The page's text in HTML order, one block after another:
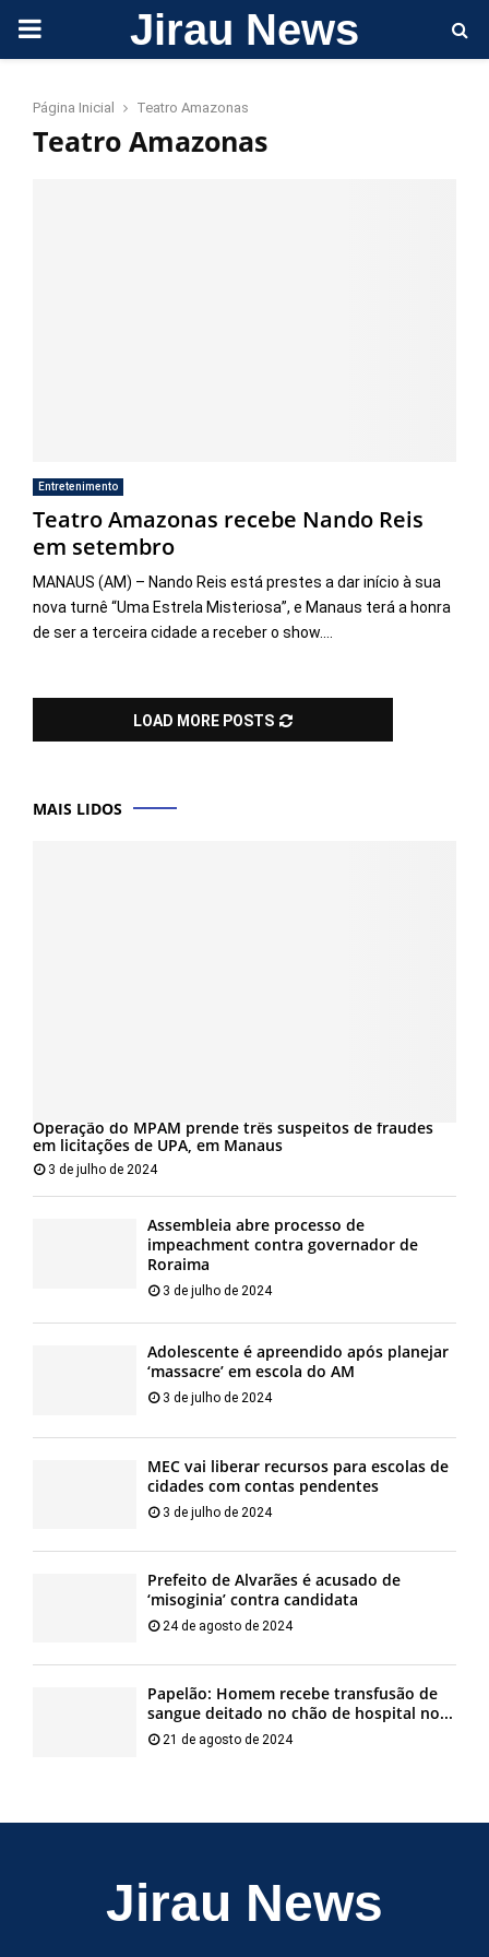
PRIMARY Jirau News
Página Inicial Teatro Amazonas
Teatro Amazonas
Entretenimento
Teatro Amazonas recebe Nando Reis
em setembro
MANAUS (AM) – Nando Reis está prestes a dar início à sua
nova turnê “Uma Estrela Misteriosa”, e Manaus terá a honra
de ser a terceira cidade a receber o show....
LOAD MORE POSTS
MAIS LIDOS
Operação do MPAM prende três suspeitos de fraudes
em licitações de UPA, em Manaus
3 de julho de 2024
Assembleia abre processo de
impeachment contra governador de
Roraima
3 de julho de 2024
Adolescente é apreendido após planejar
‘massacre’ em escola do AM
3 de julho de 2024
MEC vai liberar recursos para escolas de
cidades com contas pendentes
3 de julho de 2024
Prefeito de Alvarães é acusado de
‘misoginia’ contra candidata
24 de agosto de 2024
Papelão: Homem recebe transfusão de
sangue deitado no chão de hospital no...
21 de agosto de 2024
Jirau News